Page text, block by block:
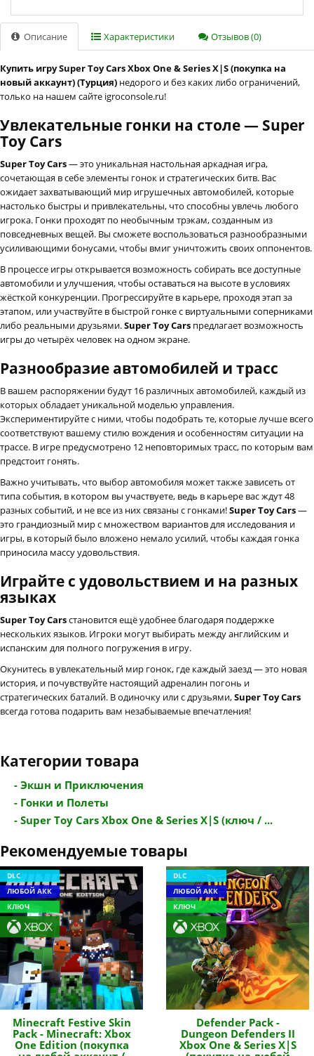
Описание Характеристики Отзывов (0)
Купить игру Super Toy Cars Xbox One & Series X|S (покупка на
новый аккаунт) (Турция) недорого и без каких либо ограничений,
только на нашем сайте igroconsole.ru!
Увлекательные гонки на столе — Super
Toy Cars
Super Toy Cars— это уникальная настольная аркадная игра,
сочетающая в себе элементы гонок и стратегических битв. Вас
ожидает захватывающий мир игрушечных автомобилей, которые
настолько быстры и привлекательны, что способны увлечь любого
игрока. Гонки проходят по необычным трэкам, созданным из
повседневных вещей. Вы сможете воспользоваться разнообразными
усиливающими бонусами, чтобы вмиг уничтожить своих оппонентов.
В процессе игры открывается возможность собирать все доступные
автомобили и улучшения, чтобы оставаться на высоте в условиях
жёсткой конкуренции. Прогрессируйте в карьере, проходя этап за
этапом, или участвуйте в быстрой гонке с виртуальными соперниками
либо реальными друзьями.Super Toy Cars предлагает возможность
игры до четырёх человек на одном экране.
Разнообразие автомобилей и трасс
В вашем распоряжении будут 16 различных автомобилей, каждый из
которых обладает уникальной моделью управления.
Экспериментируйте с ними, чтобы подобрать те, которые лучше всего
соответствуют вашему стилю вождения и особенностям ситуации на
трассе. В игре предусмотрено 12 неповторимых трасс, по которым вам
предстоит гонять.
Важно учитывать, что выбор автомобиля может также зависеть от
типа события, в котором вы участвуете, ведь в карьере вас ждут 48
разных событий, и не все из них связаны с гонками!Super Toy Cars—
это грандиозный мир с множеством вариантов для исследования и
игры, в который было вложено немало усилий, чтобы каждая гонка
приносила массу удовольствия.
Играйте с удовольствием и на разных
языках
Super Toy Carsстановится ещё удобнее благодаря поддержке
нескольких языков. Игроки могут выбирать между английским и
испанским для полного погружения в игру.
Окунитесь в увлекательный мир гонок, где каждый заезд — это новая
история, и почувствуйте настоящий адреналин погонь и
стратегических баталий. В одиночку или с друзьями,Super Toy Cars
всегда готова подарить вам незабываемые впечатления!
Категории товара
- Экшн и Приключения
- Гонки и Полеты
- Super Toy Cars Xbox One & Series X|S (ключ / ...
Рекомендуемые товары
DLC
ЛЮБОЙ АКК
КЛЮЧ
Minecraft Festive Skin
Pack - Minecraft: Xbox
One Edition (покупка
DLC
ЛЮБОЙ АКК
КЛЮЧ
Defender Pack -
Dungeon Defenders II
Xbox One & Series X|S